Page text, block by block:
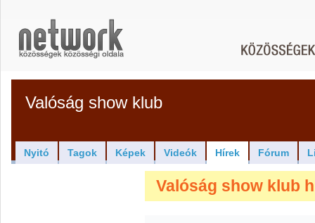
Valóság show klub
Nyitó Tagok Képek Videók Hírek Fórum
Valóság show klub